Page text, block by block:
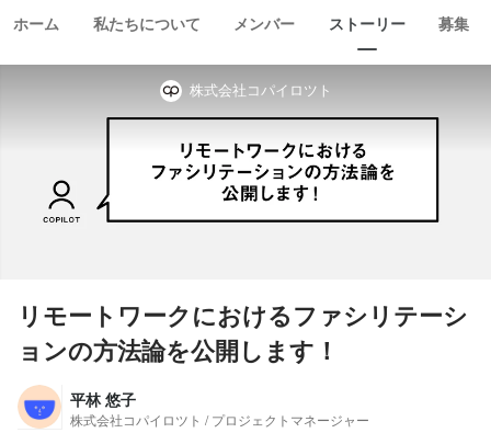
ホーム 私たちについて メンバー ストーリー 募集
株式会社コパイロツト
リモートワークにおけるファシリテーシ
ョンの方法論を公開します！
平林 悠子
株式会社コパイロツト / プロジェクトマネージャー